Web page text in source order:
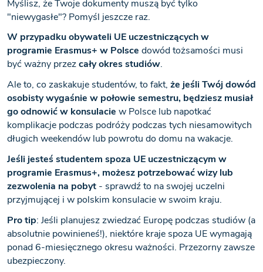
Myślisz, że Twoje dokumenty muszą być tylko
"niewygasłe"? Pomyśl jeszcze raz.
W przypadku obywateli UE uczestniczących w
programie Erasmus+ w Polsce dowód tożsamości musi
być ważny przezcały okres studiów.
Ale to, co zaskakuje studentów, to fakt, że jeśli Twój dowód
osobisty wygaśnie w połowie semestru, będziesz musiał
go odnowić w konsulacie w Polsce lub napotkać
komplikacje podczas podróży podczas tych niesamowitych
długich weekendów lub powrotu do domu na wakacje.
Jeśli jesteś studentem spoza UE uczestniczącym w
programie Erasmus+, możesz potrzebować wizy lub
zezwolenia na pobyt - sprawdź to na swojej uczelni
przyjmującej i w polskim konsulacie w swoim kraju.
Pro tip: Jeśli planujesz zwiedzać Europę podczas studiów (a
absolutnie powinieneś!), niektóre kraje spoza UE wymagają
ponad 6-miesięcznego okresu ważności. Przezorny zawsze
ubezpieczony.